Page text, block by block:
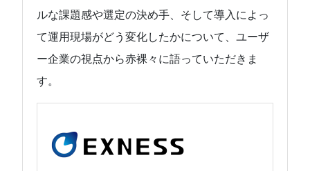
ルな課題感や選定の決め手、そして導入によっ
て運用現場がどう変化したかについて、ユーザ
ー企業の視点から赤裸々に語っていただきま
す。